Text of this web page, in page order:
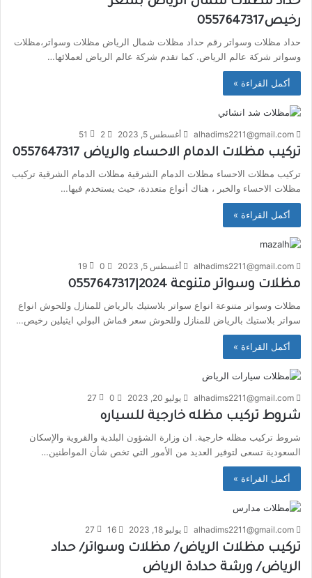
رخيص0557647317
حداد مظلات وسواتر رقم حداد مظلات شمال الرياض مظلات وسواتر،مظلات
وسواتر شركة عالم الرياض. كما تقدم شركة عالم الرياض لعملائها…
أكمل القراءة »
alhadims2211@gmail.com أغسطس 5, 2023 2
51
تركيب مظلات الدمام الاحساء والرياض 0557647317
تركيب مظلات الاحساء مظلات الدمام الشرقية مظلات الدمام الشرقية تركيب
مظلات الاحساء والخبر ، هناك أنواع متعددة، حيث يستخدم فيها…
أكمل القراءة »
alhadims2211@gmail.com أغسطس 5, 2023 0
19
مظلات وسواتر متنوعة 2024|0557647317
مظلات وسواتر متنوعة انواع سواتر بلاستيك بالرياض للمنازل وللحوش انواع
سواتر بلاستيك بالرياض للمنازل وللحوش سعر قماش البولي ايثيلين رخيص…
أكمل القراءة »
alhadims2211@gmail.com يوليو 20, 2023 0
27
شروط تركيب مظله خارجية للسياره
شروط تركيب مظله خارجية. ان وزارة الشؤون البلدية والقروية والإسكان
السعودية تسعى لتوفير العديد من الأمور التي تخص شأن المواطنين…
أكمل القراءة »
alhadims2211@gmail.com يوليو 18, 2023 16
27
تركيب مظلات الرياض/ مظلات وسواتر/ حداد
الرياض/ ورشة حدادة الرياض